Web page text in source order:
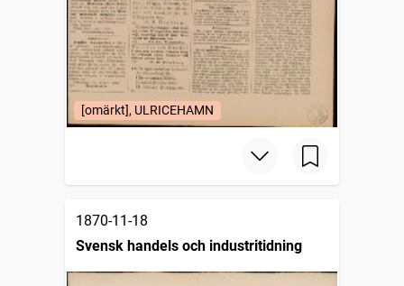
[omärkt], ULRICEHAMN
1870-11-18
Svensk handels och industritidning